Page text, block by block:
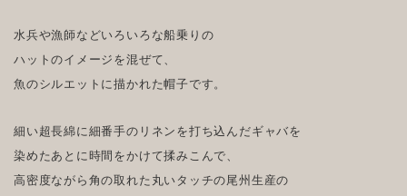
水兵や漁師などいろいろな船乗りの
ハットのイメージを混ぜて、
魚のシルエットに描かれた帽子です。
細い超長綿に細番手のリネンを打ち込んだギャバを
染めたあとに時間をかけて揉みこんで、
高密度ながら角の取れた丸いタッチの尾州生産の